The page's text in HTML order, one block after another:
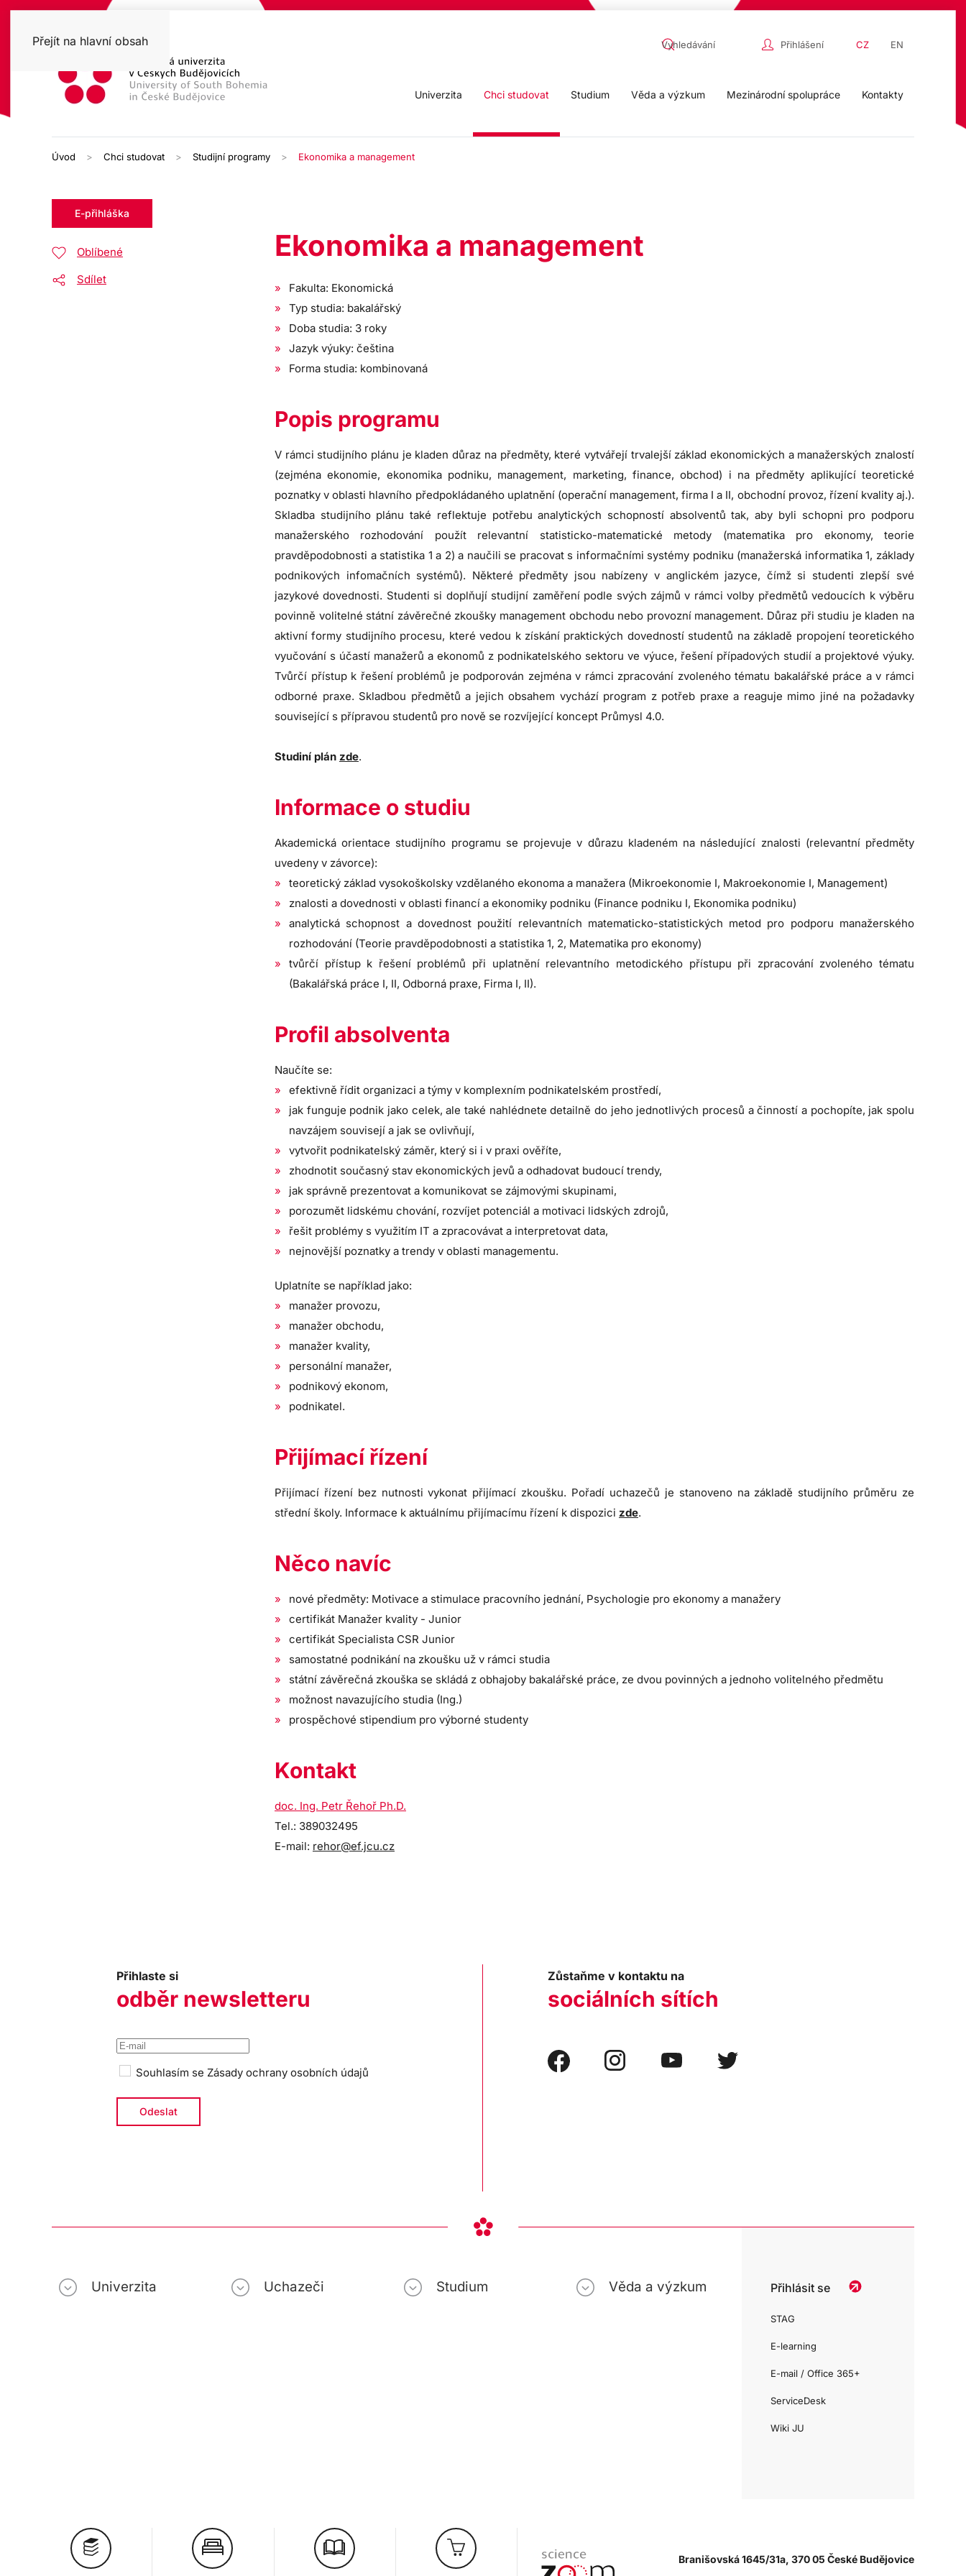
Přejít na hlavní obsah Přihlášení CZ EN
Univerzita Chci studovat Studium Věda a výzkum Mezinárodní spolupráce Kontakty
Úvod Chci studovat Studijní programy Ekonomika a management
E-přihláška
Oblíbené
Sdílet
Ekonomika a management
Fakulta: Ekonomická
Typ studia: bakalářský
Doba studia: 3 roky
Jazyk výuky: čeština
Forma studia: kombinovaná
Popis programu
V rámci studijního plánu je kladen důraz na předměty, které vytvářejí trvalejší základ ekonomických a manažerských znalostí
(zejména ekonomie, ekonomika podniku, management, marketing, finance, obchod) i na předměty aplikující teoretické
poznatky v oblasti hlavního předpokládaného uplatnění (operační management, firma I a II, obchodní provoz, řízení kvality aj.).
Skladba studijního plánu také reflektuje potřebu analytických schopností absolventů tak, aby byli schopni pro podporu
manažerského rozhodování použít relevantní statisticko-matematické metody (matematika pro ekonomy, teorie
pravděpodobnosti a statistika 1 a 2) a naučili se pracovat s informačními systémy podniku (manažerská informatika 1, základy
podnikových infomačních systémů). Některé předměty jsou nabízeny v anglickém jazyce, čímž si studenti zlepší své
jazykové dovednosti. Studenti si doplňují studijní zaměření podle svých zájmů v rámci volby předmětů vedoucích k výběru
povinně volitelné státní závěrečné zkoušky management obchodu nebo provozní management. Důraz při studiu je kladen na
aktivní formy studijního procesu, které vedou k získání praktických dovedností studentů na základě propojení teoretického
vyučování s účastí manažerů a ekonomů z podnikatelského sektoru ve výuce, řešení případových studií a projektové výuky.
Tvůrčí přístup k řešení problémů je podporován zejména v rámci zpracování zvoleného tématu bakalářské práce a v rámci
odborné praxe. Skladbou předmětů a jejich obsahem vychází program z potřeb praxe a reaguje mimo jiné na požadavky
související s přípravou studentů pro nově se rozvíjející koncept Průmysl 4.0.
Studiní plán zde.
Informace o studiu
Akademická orientace studijního programu se projevuje v důrazu kladeném na následující znalosti (relevantní předměty
uvedeny v závorce):
teoretický základ vysokoškolsky vzdělaného ekonoma a manažera (Mikroekonomie I, Makroekonomie I, Management)
znalosti a dovednosti v oblasti financí a ekonomiky podniku (Finance podniku I, Ekonomika podniku)
analytická schopnost a dovednost použití relevantních matematicko-statistických metod pro podporu manažerského
rozhodování (Teorie pravděpodobnosti a statistika 1, 2, Matematika pro ekonomy)
tvůrčí přístup k řešení problémů při uplatnění relevantního metodického přístupu při zpracování zvoleného tématu
(Bakalářská práce I, II, Odborná praxe, Firma I, II).
Profil absolventa
Naučíte se:
efektivně řídit organizaci a týmy v komplexním podnikatelském prostředí,
jak funguje podnik jako celek, ale také nahlédnete detailně do jeho jednotlivých procesů a činností a pochopíte, jak spolu
navzájem souvisejí a jak se ovlivňují,
vytvořit podnikatelský záměr, který si i v praxi ověříte,
zhodnotit současný stav ekonomických jevů a odhadovat budoucí trendy,
jak správně prezentovat a komunikovat se zájmovými skupinami,
porozumět lidskému chování, rozvíjet potenciál a motivaci lidských zdrojů,
řešit problémy s využitím IT a zpracovávat a interpretovat data,
nejnovější poznatky a trendy v oblasti managementu.
Uplatníte se například jako:
manažer provozu,
manažer obchodu,
manažer kvality,
personální manažer,
podnikový ekonom,
podnikatel.
Přijímací řízení
Přijímací řízení bez nutnosti vykonat přijímací zkoušku. Pořadí uchazečů je stanoveno na základě studijního průměru ze
střední školy. Informace k aktuálnímu přijímacímu řízení k dispozici zde.
Něco navíc
nové předměty: Motivace a stimulace pracovního jednání, Psychologie pro ekonomy a manažery
certifikát Manažer kvality - Junior
certifikát Specialista CSR Junior
samostatné podnikání na zkoušku už v rámci studia
státní závěrečná zkouška se skládá z obhajoby bakalářské práce, ze dvou povinných a jednoho volitelného předmětu
možnost navazujícího studia (Ing.)
prospěchové stipendium pro výborné studenty
Kontakt
doc. Ing. Petr Řehoř Ph.D.
Tel.: 389032495
E-mail: rehor@ef.jcu.cz
Přihlaste si
odběr newsletteru
Souhlasím se Zásady ochrany osobních údajů
Zůstaňme v kontaktu na
sociálních sítích
Univerzita Uchazeči Studium Věda a výzkum Přihlásit se
STAG
E-learning
E-mail / Office 365+
ServiceDesk
Wiki JU
Branišovská 1645/31a, 370 05 České Budějovice